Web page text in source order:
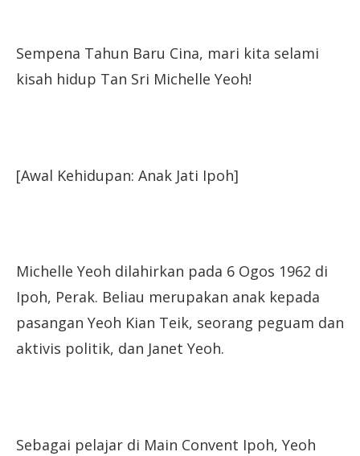
Sempena Tahun Baru Cina, mari kita selami
kisah hidup Tan Sri Michelle Yeoh!
[Awal Kehidupan: Anak Jati Ipoh]
Michelle Yeoh dilahirkan pada 6 Ogos 1962 di
Ipoh, Perak. Beliau merupakan anak kepada
pasangan Yeoh Kian Teik, seorang peguam dan
aktivis politik, dan Janet Yeoh.
Sebagai pelajar di Main Convent Ipoh, Yeoh